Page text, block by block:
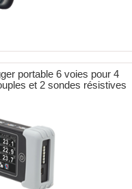
portable 6 voies pour 4
et 2 sondes résistives